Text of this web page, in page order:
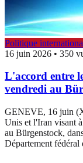
Politique
16 juin 2026 • 350
L'accord entre
vendredi au
GENEVE, 16 juin
Unis et l'Iran visant
au Bürgenstock,
Département fédéral